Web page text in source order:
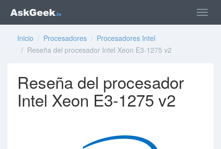
Inicio / Procesadores / Procesadores Intel
/ Reseña del procesador Intel Xeon E3-1275 v2
Reseña del procesador
Intel Xeon E3-1275 v2